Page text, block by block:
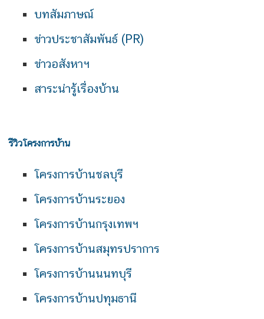
บทสัมภาษณ์
ข่าวประชาสัมพันธ์ (PR)
ข่าวอสังหาฯ
สาระน่ารู้เรื่องบ้าน
รีวิวโครงการบ้าน
โครงการบ้านชลบุรี
โครงการบ้านระยอง
โครงการบ้านกรุงเทพฯ
โครงการบ้านสมุทรปราการ
โครงการบ้านนนทบุรี
โครงการบ้านปทุมธานี